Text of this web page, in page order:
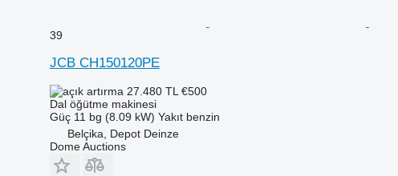
39
JCB CH150120PE
27.480 TL €500
Dal öğütme makinesi
Güç 11 bg (8.09 kW) Yakıt benzin
Belçika, Depot Deinze
Dome Auctions